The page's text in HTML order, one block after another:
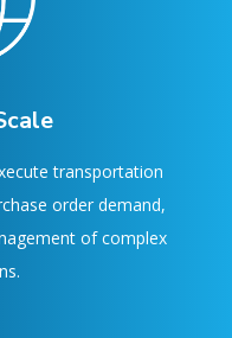
transportation
order demand,
of complex